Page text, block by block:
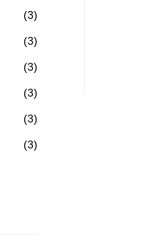
(3)
(3)
(3)
(3)
(3)
(3)